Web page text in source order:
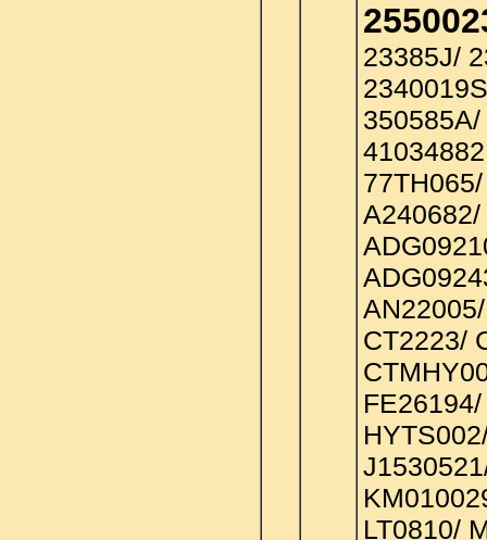
23385J/
CT2223/
LT0810/